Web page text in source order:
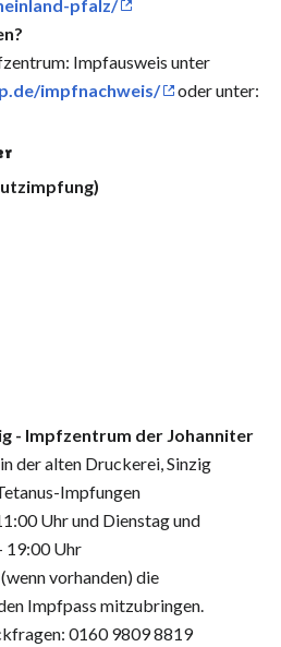
pfalz/
Impfausweis unter
impfnachweis/
oder unter:
- Impfzentrum der Johanniter
der alten Druckerei, Sinzig
Impfungen
Uhr und Dienstag und
19:00 Uhr
vorhanden) die
Impfpass mitzubringen.
0160 9809 8819